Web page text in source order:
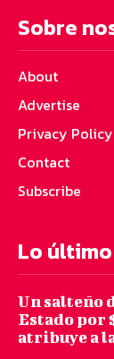
Sobre
About
Advertise
Privacy Policy
Contact
Subscribe
Lo último
Un salteño
Estado por
atribuye a